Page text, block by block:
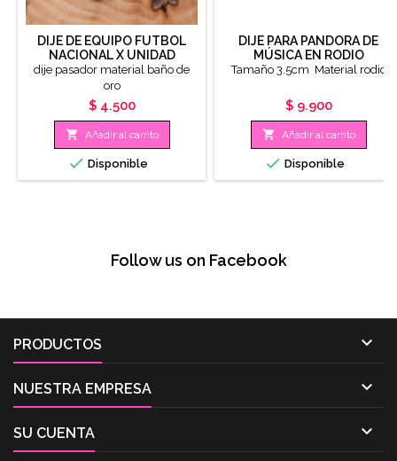
DIJE DE EQUIPO FUTBOL
NACIONAL X UNIDAD
dije pasador material baño de
oro
Precio
$ 4.500
 Añadir al carrito
 Disponible
DIJE PARA PANDORA DE
MÚSICA EN RODIO
Tamaño 3.5cm Material rodio
Precio
$ 9.900
 Añadir al carrito
 Disponible
Follow us on Facebook
PRODUCTOS 
NUESTRA EMPRESA 
SU CUENTA 